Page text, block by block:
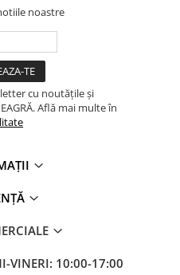
noastre
cu noutățile și
Află mai multe în
VINERI: 10:00-17:00